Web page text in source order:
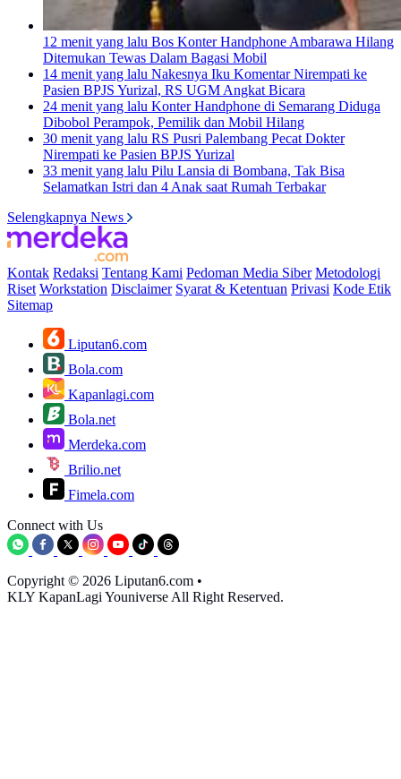
12 menit yang lalu Bos Konter Handphone Ambarawa Hilang
Ditemukan Tewas Dalam Bagasi Mobil
14 menit yang lalu Nakesnya Iku Komentar Nirempati ke
Pasien BPJS Yurizal, RS UGM Angkat Bicara
24 menit yang lalu Konter Handphone di Semarang Diduga
Dibobol Perampok, Pemilik dan Mobil Hilang
30 menit yang lalu RS Pusri Palembang Pecat Dokter
Nirempati ke Pasien BPJS Yurizal
33 menit yang lalu Pilu Lansia di Bombana, Tak Bisa
Selamatkan Istri dan 4 Anak saat Rumah Terbakar
Selengkapnya News
Kontak Redaksi Tentang Kami Pedoman Media Siber Metodologi
Riset Workstation Disclaimer Syarat & Ketentuan Privasi Kode Etik
Sitemap
Liputan6.com
Bola.com
Kapanlagi.com
Bola.net
Merdeka.com
Brilio.net
Fimela.com
Connect with Us
Copyright © 2026 Liputan6.com •
KLY KapanLagi Youniverse All Right Reserved.